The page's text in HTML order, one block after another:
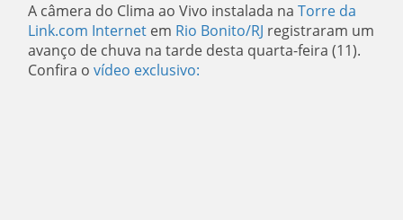
A câmera do Clima ao Vivo instalada naTorre da
Link.com Internet em Rio Bonito/RJ registraram um
avanço de chuva na tarde desta quarta-feira (11).
Confira o vídeo exclusivo: